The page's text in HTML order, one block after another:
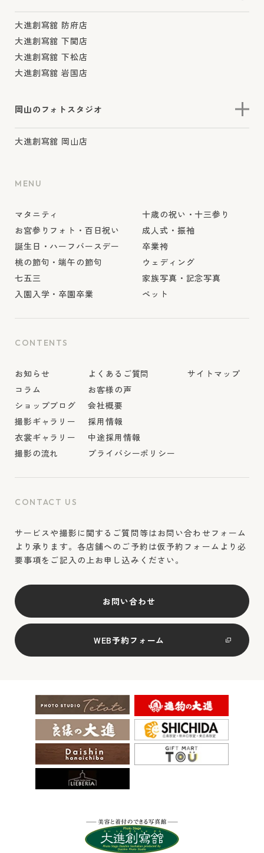
大進創寫舘 防府店
大進創寫舘 下関店
大進創寫舘 下松店
大進創寫舘 岩国店
岡山のフォトスタジオ
大進創寫舘 岡山店
MENU
マタニティ
お宮参りフォト・百日祝い
誕生日・ハーフバースデー
桃の節句・端午の節句
七五三
入園入学・卒園卒業
十歳の祝い・十三参り
成人式・振袖
卒業袴
ウェディング
家族写真・記念写真
ペット
CONTENTS
お知らせ
コラム
ショップブログ
撮影ギャラリー
衣裳ギャラリー
撮影の流れ
よくあるご質問
お客様の声
会社概要
採用情報
中途採用情報
プライバシーポリシー
サイトマップ
CONTACT US
サービスや撮影に関するご質問等はお問い合わせフォーム
より承ります。各店舗へのご予約は仮予約フォームより必
要事項をご記入の上お申し込みください。
お問い合わせ
WEB予約フォーム